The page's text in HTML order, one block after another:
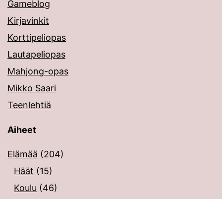
Gameblog
Kirjavinkit
Korttipeliopas
Lautapeliopas
Mahjong-opas
Mikko Saari
Teenlehtiä
Aiheet
Elämää (204)
Häät (15)
Koulu (46)